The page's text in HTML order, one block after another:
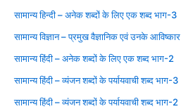
सामान्य हिन्दी – अनेक शब्दों के लिए एक शब्द भाग-3
सामान्य विज्ञान – प्रमुख वैज्ञानिक एवं उनके आविष्कार
सामान्य हिंदी – अनेक शब्दों के लिए एक शब्द भाग-2
सामान्य हिंदी – व्यंजन शब्दों के पर्यायवाची शब्द भाग-3
सामान्य हिंदी – व्यंजन शब्दों के पर्यायवाची शब्द भाग-2